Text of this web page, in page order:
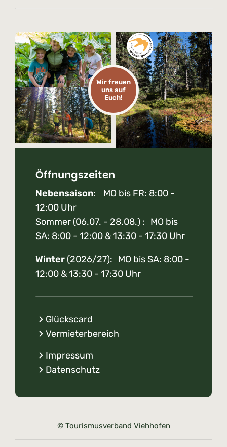
Wir freuen
uns auf
Euch!
Öffnungszeiten
Nebensaison: MO bis FR: 8:00 -
12:00 Uhr
Sommer (06.07. - 28.08.) : MO bis
SA: 8:00 - 12:00 & 13:30 - 17:30 Uhr
Winter (2026/27): MO bis SA: 8:00 -
12:00 & 13:30 - 17:30 Uhr
Glückscard
Vermieterbereich
Impressum
Datenschutz
© Tourismusverband Viehhofen